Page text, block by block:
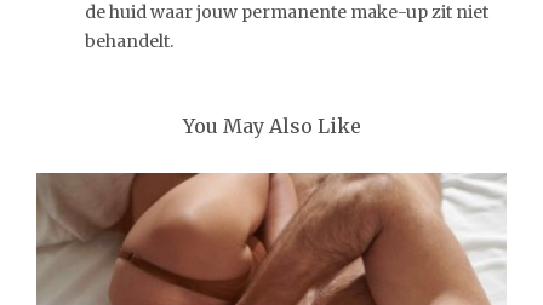
de huid waar jouw permanente make-up zit niet
behandelt.
You May Also Like